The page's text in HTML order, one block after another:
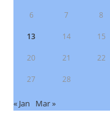
6 7 8
13 14 15
20 21 22
27 28
« Jan Mar »